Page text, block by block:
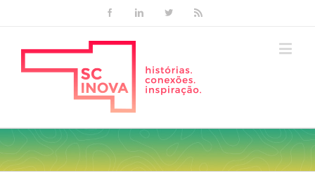
FacebookLinkedinTwitter